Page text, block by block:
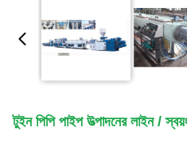
টুইন পিপি পাইপ উত্পাদনের লাইন /